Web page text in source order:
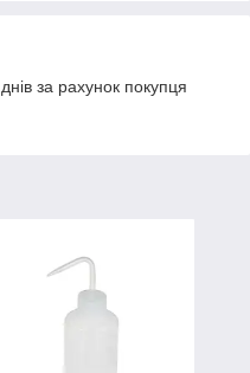
за рахунок покупця